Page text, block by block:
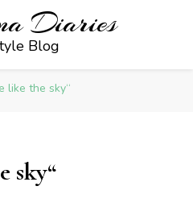
Diaries
Blog
like the sky“
sky“